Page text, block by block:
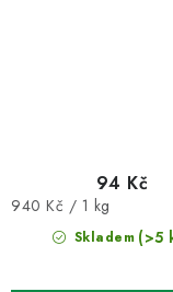
Skladem (>5
94 Kč
Měrná
940 Kč / 1 kg